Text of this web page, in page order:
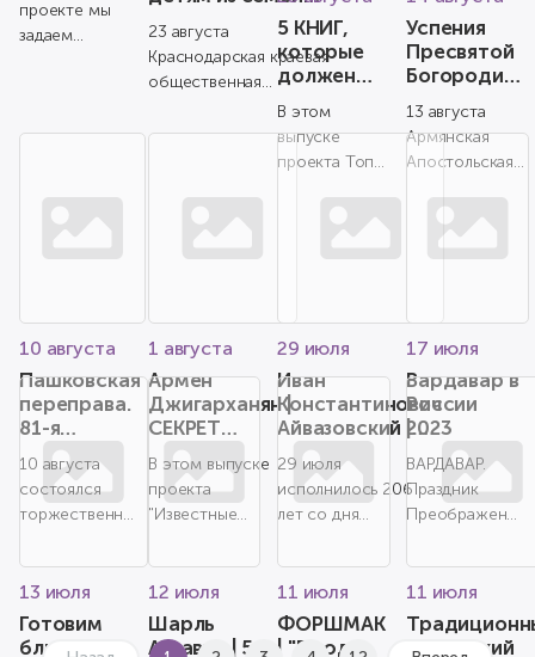
проекте мы
задаем
профессии,
участников СВО
«Соберем в школу
вместе»
23 августа
Краснодарская краевая
общественная
организация «Центр
национальных культур»
5 КНИГ,
которые
должен
прочесть
каждый
АРМЯНИН
В этом
выпуске
проекта Топ-5
прочесть
армянин...
Успения
Пресвятой
Богородицы
| Праздник
освещения
винограда
Хахохорнек
13 августа
Армянская
Апостольская
Верапохум...
10 августа
Пашковская
переправа.
81-я
годовщина
обороны
10 августа
состоялся
торжественный
посвященный
героической
дате - 81-ой
годовщине
1 августа
Армен
Джигарханян |
СЕКРЕТ
бесподобного
актёра
В этом выпуске
проекта
"Известные
расскажем о
жизни и
творчестве
Армена Борисов...
29 июля
Иван
Константинович
Айвазовский |
206 лет со дня
рождения
великого
художника
29 июля
исполнилось 206
лет со дня
Константиновича
Айвазовского. Иван
Айвазовский был...
17 июля
Вардавар в
России
2023
BАРДАВАР.
Праздник
Преображения
нашего Иисуса
Христа
Армянский
праздник в
13 июля
Готовим
блюдо из
12 июля
Шарль
Азнавур | 5
11 июля
ФОРШМАК
| "Блюдо
11 июля
армянский